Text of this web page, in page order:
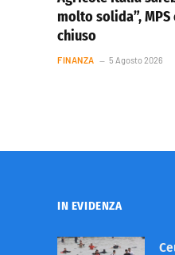
molto solida”,
chiuso
FINANZA 5 Agosto 2026
IN EVIDENZA